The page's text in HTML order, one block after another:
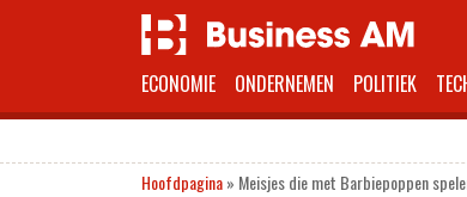
ECONOMIE ONDERNEMEN POLITIEK
Hoofdpagina» Meisjes die met Barbiepoppen